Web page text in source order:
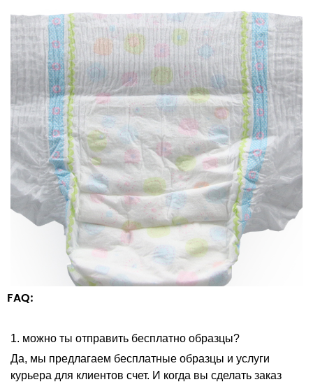
FAQ:
1. можно ты отправить бесплатно образцы?
Да, мы предлагаем бесплатные образцы и услуги
курьера для клиентов счет. И когда вы сделать заказ